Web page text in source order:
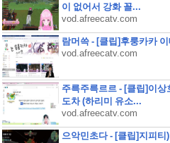
이 없어서 강화 꼴...
vod.afreecatv.com
람머쓱 - [클립]후룽카카
vod.afreecatv.com
주륵주륵르르 - [클립]이상
도차 (하리미 유소...
vod.afreecatv.com
으악민초다 - [클립]지피티